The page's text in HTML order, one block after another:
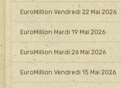
EuroMillion Vendredi 22 Mai 2026
EuroMillion Mardi 19 Mai 2026
EuroMillion Mardi 26 Mai 2026
EuroMillion Vendredi 15 Mai 2026